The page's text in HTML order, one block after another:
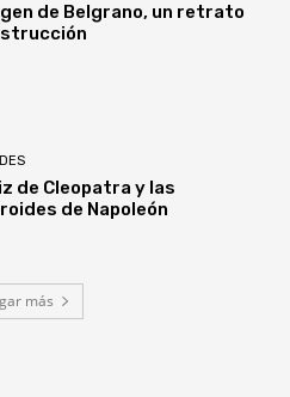
de Belgrano, un retrato
de Cleopatra y las
de Napoleón
más